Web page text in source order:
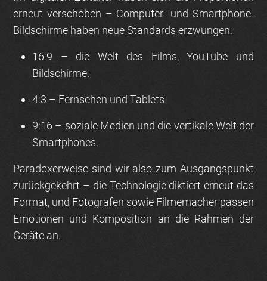
erneut verschoben – Computer- und Smartphone-
Bildschirme haben neue Standards erzwungen:
16:9 – die Welt des Films, YouTube und
Bildschirme.
4:3 – Fernsehen und Tablets.
9:16 – soziale Medien und die vertikale Welt der
Smartphones.
Paradoxerweise sind wir also zum Ausgangspunkt
zurückgekehrt – die Technologiediktiert erneut das
Format, und Fotografen sowie Filmemacher passen
Emotionen und Komposition an die Rahmen der
Geräte an.